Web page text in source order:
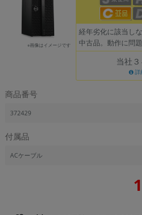
※画像はイメージです
経年劣化に該当し
中古品。動作に問
当社
詳
商品番号
372429
付属品
ACケーブル